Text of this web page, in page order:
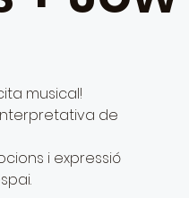
musical!
de
i expressió